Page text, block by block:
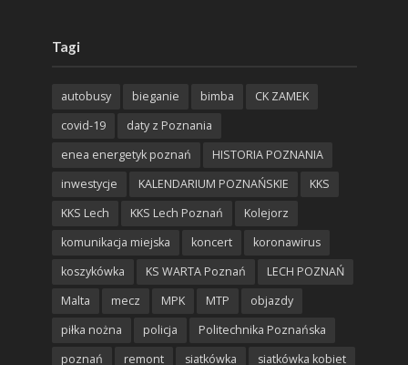
Tagi
autobusy bieganie bimba
CK ZAMEK
covid-19
daty z Poznania
enea energetyk poznań
HISTORIA POZNANIA
inwestycje
KALENDARIUM POZNAŃSKIE
KKS
KKS Lech
KKS Lech Poznań
Kolejorz
komunikacja miejska
koncert
koronawirus
koszykówka
KS WARTA Poznań
LECH POZNAŃ
Malta
mecz MPK MTP
objazdy
piłka nożna
policja
Politechnika Poznańska
poznań
remont siatkówka siatkówka kobiet